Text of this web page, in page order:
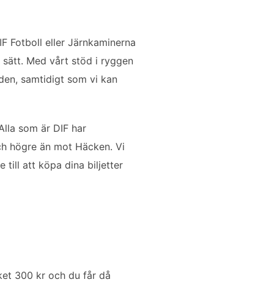
Fotboll eller Järnkaminerna
sätt. Med vårt stöd i ryggen
samtidigt som vi kan
som är DIF har
högre än mot Häcken. Vi
till att köpa dina biljetter
300 kr och du får då